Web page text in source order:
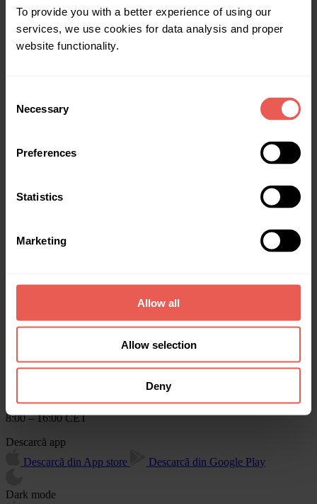
To provide you with a better experience of using our
services, we use cookies for data analysis and proper
website functionality.
Selection
Necessary
Preferences
Statistics
Marketing
Allow all
Allow selection
Deny
Milda Udraitė
milda@crowdpear.com
Investește
Recompense
Despre noi
Rapoartele anuale Crowdpear
info@crowdpear.com
Asistență clienți prin Telegram
Kareiviu str. 11B, LT-09109
Program de lucru: I – V
8:00 – 16:00 CET
Descarcă app
Descarcă din App store
Descarcă din Google Play
Dark mode